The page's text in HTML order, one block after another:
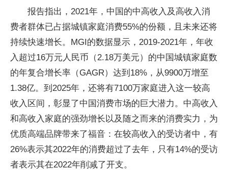
报告指出，2021年，中国的中高收入及高收入消
费者群体已占据城镇家庭消费55%的份额，且未来还将
持续快速增长。MGI的数据显示，2019-2021年，年收
入超过16万元人民币（2.18万美元）的中国城镇家庭数
的年复合增长率（GAGR）达到18%，从9900万增至
1.38亿。到2025年，还将有7100万家庭进入这一较高
收入区间，彰显了中国消费市场的巨大潜力。中高收入
和高收入家庭的强劲增长以及随之而来的消费实力，为
优质高端品牌带来了福音：在较高收入的受访者中，有
26%表示其2022年的消费超过了去年，只有14%的受访
者表示其在2022年削减了开支。